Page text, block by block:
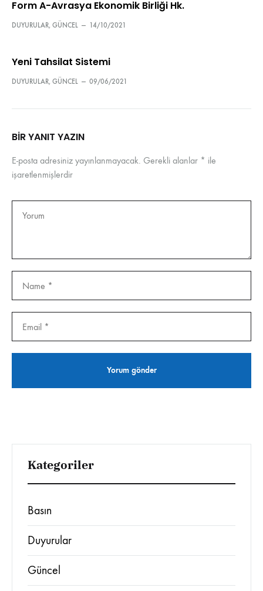
Form A-Avrasya Ekonomik Birliği Hk.
DUYURULAR, GÜNCEL — 14/10/2021
Yeni Tahsilat Sistemi
DUYURULAR, GÜNCEL — 09/06/2021
BIR YANIT YAZIN
E-posta adresiniz yayınlanmayacak. Gerekli alanlar * ile
işaretlenmişlerdir
Kategoriler
Basın
Duyurular
Güncel